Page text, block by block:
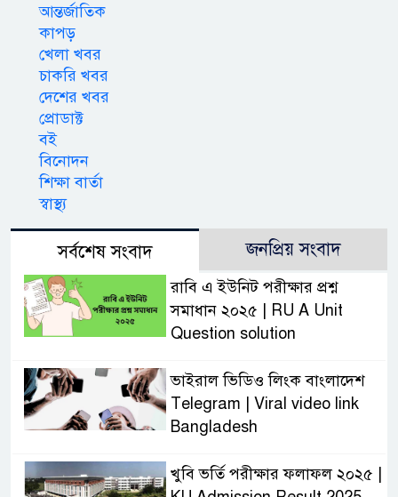
আন্তর্জাতিক
কাপড়
খেলা খবর
চাকরি খবর
দেশের খবর
প্রোডাক্ট
বই
বিনোদন
শিক্ষা বার্তা
স্বাস্থ্য
সর্বশেষ সংবাদ জনপ্রিয় সংবাদ
রাবি এ ইউনিট পরীক্ষার প্রশ্ন
সমাধান ২০২৫ | RU A Unit
Question solution
ভাইরাল ভিডিও লিংক বাংলাদেশ
Telegram | Viral video link
Bangladesh
খুবি ভর্তি পরীক্ষার ফলাফল ২০২৫ |